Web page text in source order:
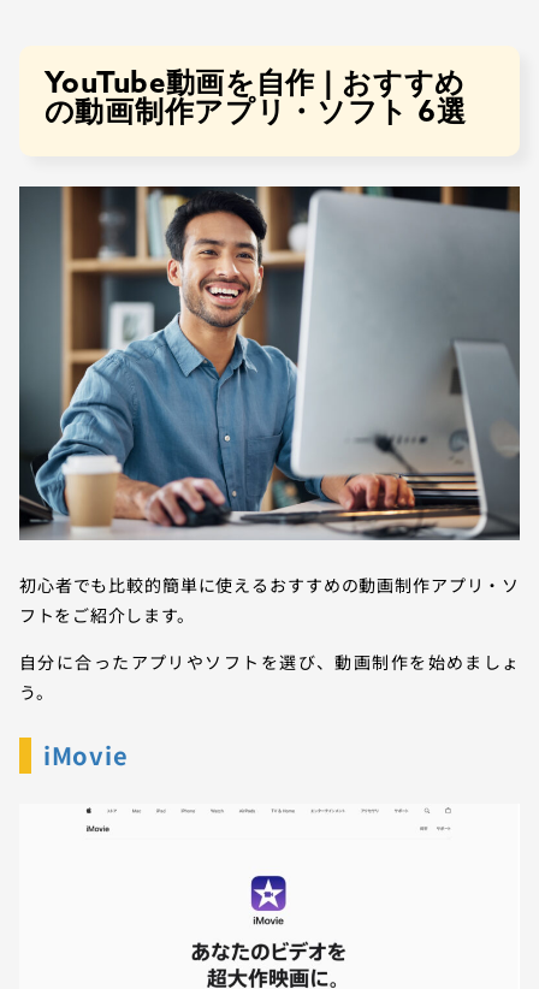
YouTube動画を自作 | おすすめ
の動画制作アプリ・ソフト 6選
初心者でも比較的簡単に使えるおすすめの動画制作アプリ・ソ
フトをご紹介します。
自分に合ったアプリやソフトを選び、動画制作を始めましょ
う。
iMovie